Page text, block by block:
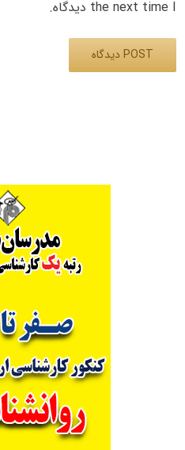
the next time I دیدگاه.